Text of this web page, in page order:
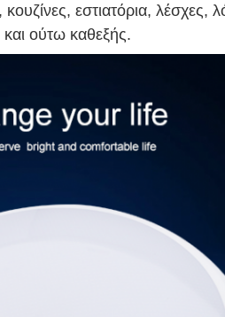
εστιατόρια, λέσχες,
ούτω καθεξής.